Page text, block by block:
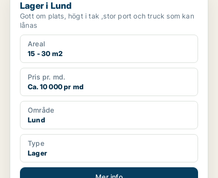
Lager i Lund
Gott om plats, högt i tak ,stor port och truck som kan
lånas
Areal
15 - 30 m2
Pris pr. md.
Ca. 10 000 pr md
Område
Lund
Type
Lager